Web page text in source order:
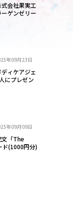
式会社果実工
ゲンゼリー
年09月23日
ディケアジェ
にプレゼン
年09月09日
文「The
ド(1000円分)